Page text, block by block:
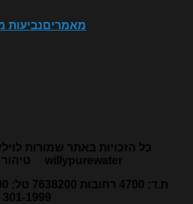
מאמריםנביעות
כל הזכויות באתר שמורות לוילי
willypurewater
301-1999